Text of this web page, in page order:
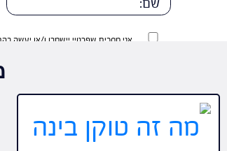
אני מסכים שפרטיי יישמרו ו/או יעשה
אני מסכים שפרטיי יישמרו ו/או יעשה